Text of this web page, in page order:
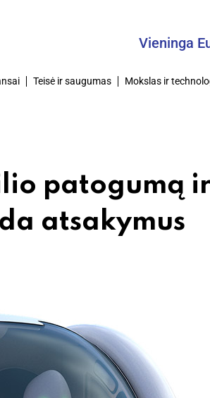
Vieninga Europa
Teisė ir saugumas Mokslas ir
patogumą
atsakymus